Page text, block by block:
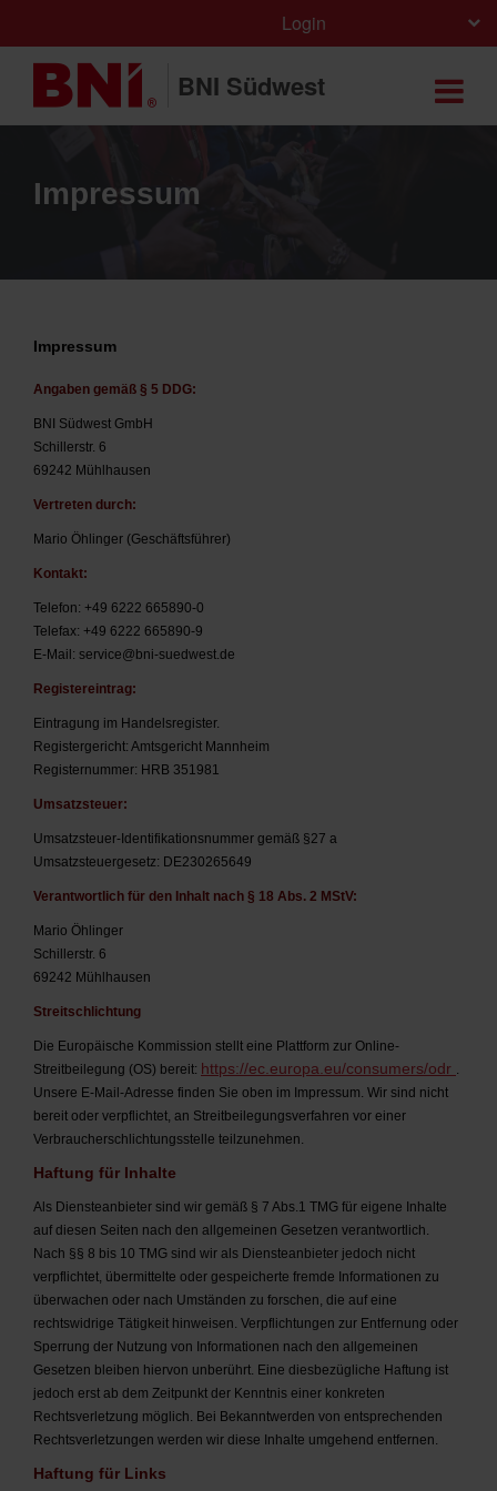
Login
BNI Südwest
Impressum
Impressum
Angaben gemäß § 5 DDG:
BNI Südwest GmbH
Schillerstr. 6
69242 Mühlhausen
Vertreten durch:
Mario Öhlinger (Geschäftsführer)
Kontakt:
Telefon: +49 6222 665890-0
Telefax: +49 6222 665890-9
E-Mail: service@bni-suedwest.de
Registereintrag:
Eintragung im Handelsregister.
Registergericht: Amtsgericht Mannheim
Registernummer: HRB 351981
Umsatzsteuer:
Umsatzsteuer-Identifikationsnummer gemäß §27 a
Umsatzsteuergesetz: DE230265649
Verantwortlich für den Inhalt nach § 18 Abs. 2 MStV:
Mario Öhlinger
Schillerstr. 6
69242 Mühlhausen
Streitschlichtung
Die Europäische Kommission stellt eine Plattform zur Online-
Streitbeilegung (OS) bereit: https://ec.europa.eu/consumers/odr .
Unsere E-Mail-Adresse finden Sie oben im Impressum. Wir sind nicht
bereit oder verpflichtet, an Streitbeilegungsverfahren vor einer
Verbraucherschlichtungsstelle teilzunehmen.
Haftung für Inhalte
Als Diensteanbieter sind wir gemäß § 7 Abs.1 TMG für eigene Inhalte
auf diesen Seiten nach den allgemeinen Gesetzen verantwortlich.
Nach §§ 8 bis 10 TMG sind wir als Diensteanbieter jedoch nicht
verpflichtet, übermittelte oder gespeicherte fremde Informationen zu
überwachen oder nach Umständen zu forschen, die auf eine
rechtswidrige Tätigkeit hinweisen. Verpflichtungen zur Entfernung oder
Sperrung der Nutzung von Informationen nach den allgemeinen
Gesetzen bleiben hiervon unberührt. Eine diesbezügliche Haftung ist
jedoch erst ab dem Zeitpunkt der Kenntnis einer konkreten
Rechtsverletzung möglich. Bei Bekanntwerden von entsprechenden
Rechtsverletzungen werden wir diese Inhalte umgehend entfernen.
Haftung für Links